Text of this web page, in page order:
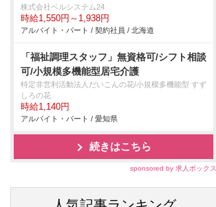
株式会社ベルシステム24
時給1,550円～1,938円
アルバイト・パート / 契約社員 / 北海道
「福祉調理スタッフ」無資格可/シフト相談
可/小規模多機能型居宅介護
特定非営利活動法人だいこんの花/小規模多機能型 すず
しろの花
時給1,140円
アルバイト・パート / 愛知県
続きはこちら
sponsored by 求人ボックス